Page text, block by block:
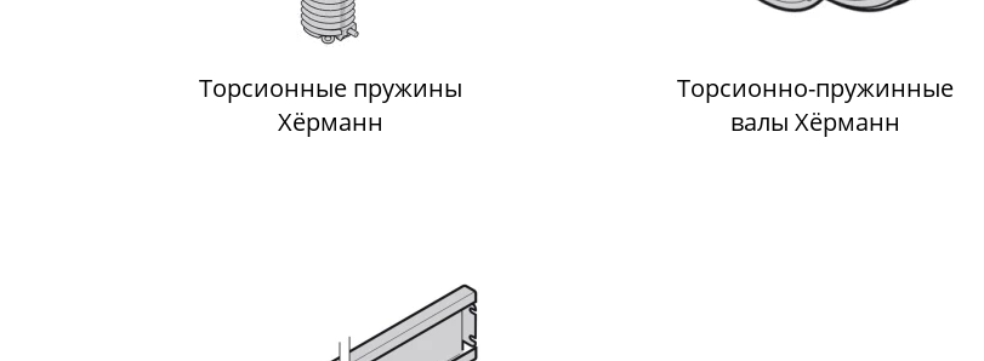
Торсионные пружины
Хёрманн
Торсионно-пружинные
валы Хёрманн